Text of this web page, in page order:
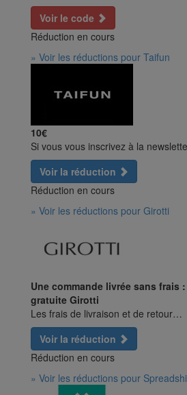
Voir le code
Réduction en cours
» Voir les réductions pour Taifun
10€
Si vous vous inscrivez à la
Voir la réduction
Réduction en cours
» Voir les réductions pour Girotti
Une commande livrée sans frais
gratuite Girotti
Les frais de livraison et de retour…
Voir la réduction
Réduction en cours
» Voir les réductions pour